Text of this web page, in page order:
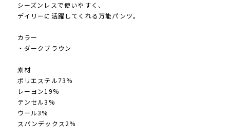
シーズンレスで使いやすく、
デイリーに活躍してくれる万能パンツ。
カラー
・ダークブラウン
素材
ポリエステル73%
レーヨン19%
テンセル3%
ウール3%
スパンデックス2%